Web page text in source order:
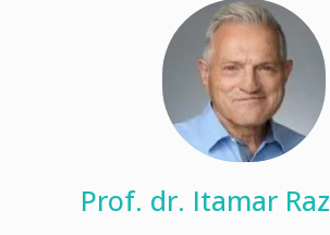
Prof. dr. Itamar Raz